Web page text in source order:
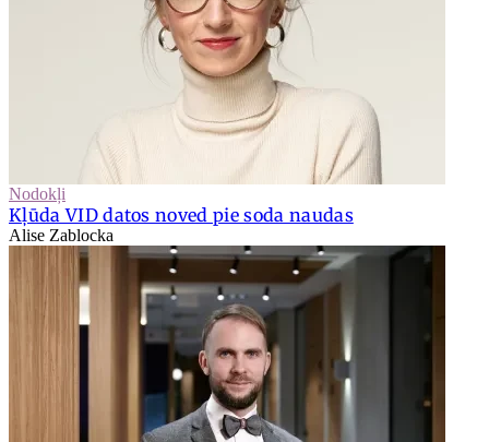
Nodokļi
Kļūda VID datos noved pie soda naudas
Alise Zablocka